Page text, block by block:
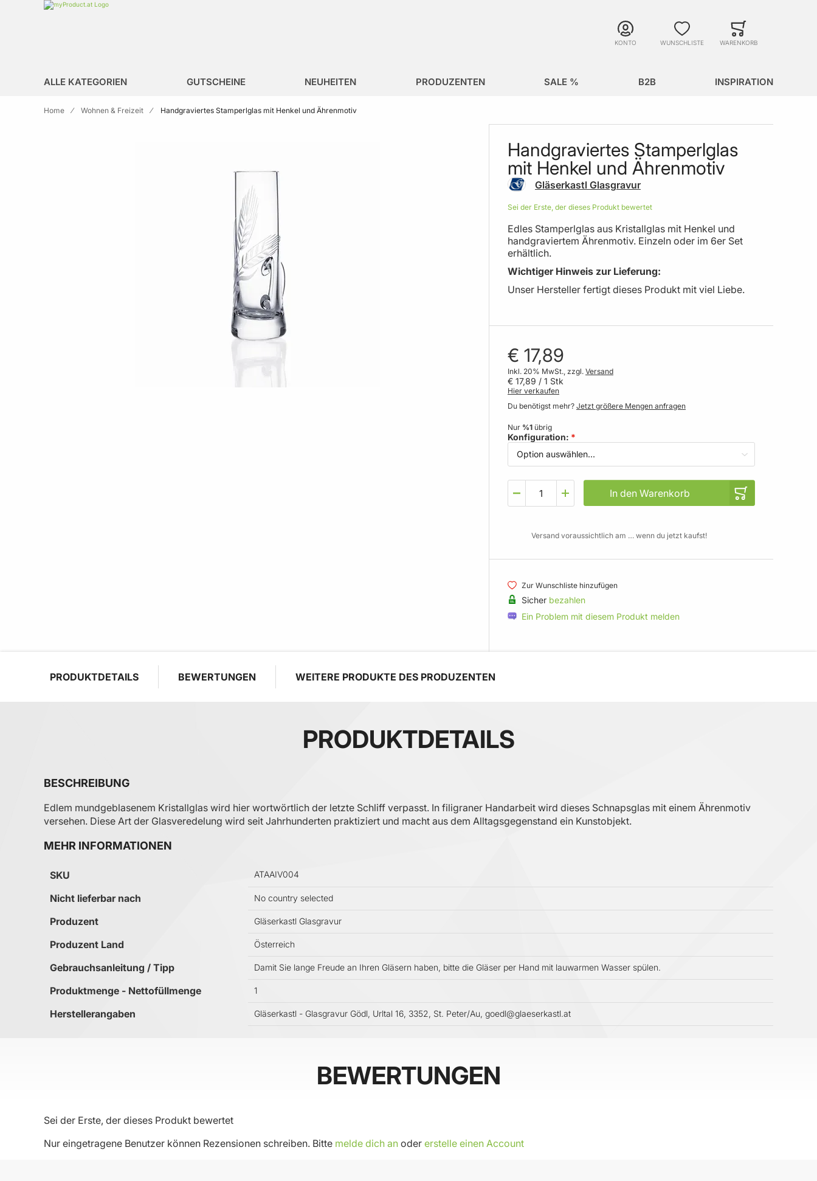
Zur Homepage
KONTO WUNSCHLISTE WARENKORB
ALLE KATEGORIEN GUTSCHEINE NEUHEITEN PRODUZENTEN SALE % B2B INSPIRATION
Home Wohnen & Freizeit Handgraviertes Stamperlglas mit Henkel und Ährenmotiv
Handgraviertes Stamperlglas
mit Henkel und Ährenmotiv
Gläserkastl Glasgravur
Sei der Erste, der dieses Produkt bewertet
Edles Stamperlglas aus Kristallglas mit Henkel und
handgraviertem Ährenmotiv. Einzeln oder im 6er Set
erhältlich.
Wichtiger Hinweis zur Lieferung:
Unser Hersteller fertigt dieses Produkt mit viel Liebe.
€ 17,89
Inkl. 20% MwSt., zzgl. Versand
€ 17,89 / 1 Stk
Hier verkaufen
Du benötigst mehr? Jetzt größere Mengen anfragen
Nur %1 übrig
Konfiguration
In den Warenkorb
Versand voraussichtlich am … wenn du jetzt kaufst!
Zur Wunschliste hinzufügen
Sicher bezahlen
Ein Problem mit diesem Produkt melden
PRODUKTDETAILS BEWERTUNGEN WEITERE PRODUKTE DES PRODUZENTEN
PRODUKTDETAILS
BESCHREIBUNG
Edlem mundgeblasenem Kristallglas wird hier wortwörtlich der letzte Schliff verpasst. In filigraner Handarbeit wird dieses Schnapsglas mit einem Ährenmotiv
versehen. Diese Art der Glasveredelung wird seit Jahrhunderten praktiziert und macht aus dem Alltagsgegenstand ein Kunstobjekt.
MEHR INFORMATIONEN
Mehr Informationen
SKU ATAAIV004
Nicht lieferbar nach No country selected
Produzent Gläserkastl Glasgravur
Produzent Land Österreich
Gebrauchsanleitung / Tipp Damit Sie lange Freude an Ihren Gläsern haben, bitte die Gläser per Hand mit lauwarmen Wasser spülen.
Produktmenge - Nettofüllmenge 1
Herstellerangaben Gläserkastl - Glasgravur Gödl, Urltal 16, 3352, St. Peter/Au, goedl@glaeserkastl.at
BEWERTUNGEN
Sei der Erste, der dieses Produkt bewertet
Nur eingetragene Benutzer können Rezensionen schreiben. Bitte melde dich an oder erstelle einen Account